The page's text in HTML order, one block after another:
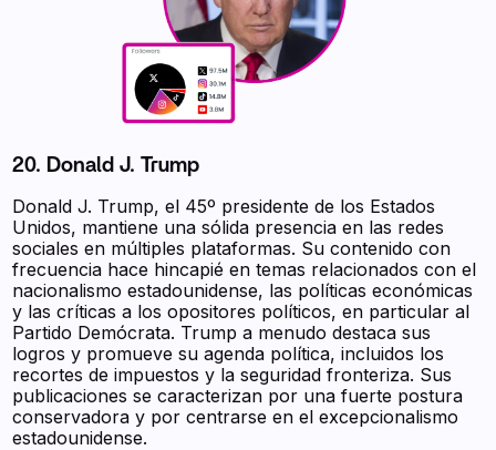
20. Donald J. Trump
Donald J. Trump, el 45º presidente de los Estados
Unidos, mantiene una sólida presencia en las redes
sociales en múltiples plataformas. Su contenido con
frecuencia hace hincapié en temas relacionados con el
nacionalismo estadounidense, las políticas económicas
y las críticas a los opositores políticos, en particular al
Partido Demócrata. Trump a menudo destaca sus
logros y promueve su agenda política, incluidos los
recortes de impuestos y la seguridad fronteriza. Sus
publicaciones se caracterizan por una fuerte postura
conservadora y por centrarse en el excepcionalismo
estadounidense.